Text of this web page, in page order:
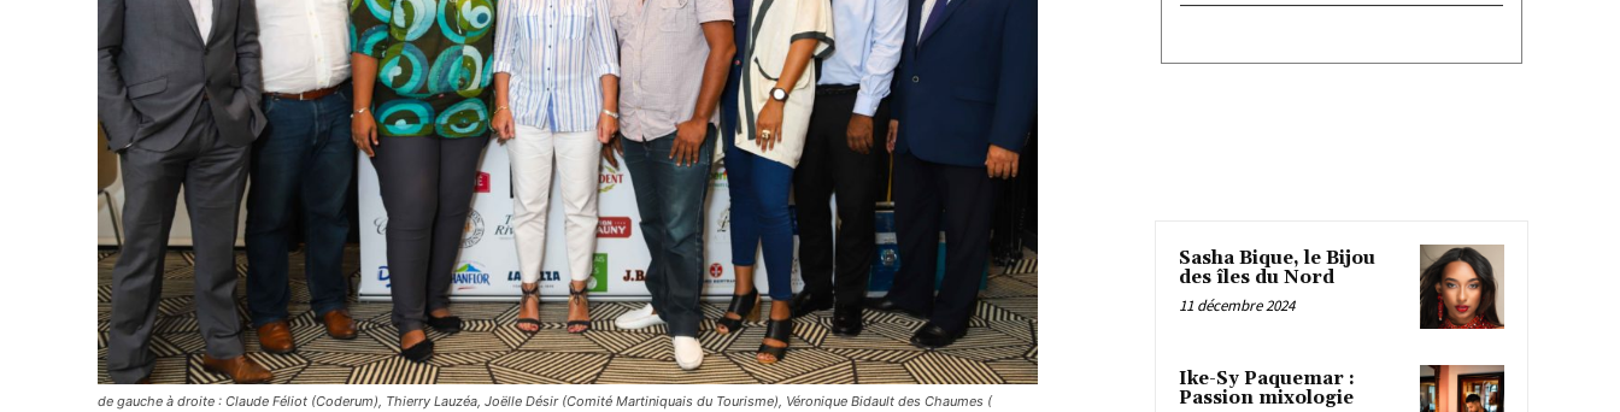
de gauche à droite : Claude Féliot (Coderum), Thierry Lauzéa, Joëlle Désir (Comité Martiniquais du Tourisme), Véronique Bidault des Chaumes (
Sasha Bique, le Bijou
des îles du Nord
11 décembre 2024
Ike-Sy Paquemar :
Passion mixologie